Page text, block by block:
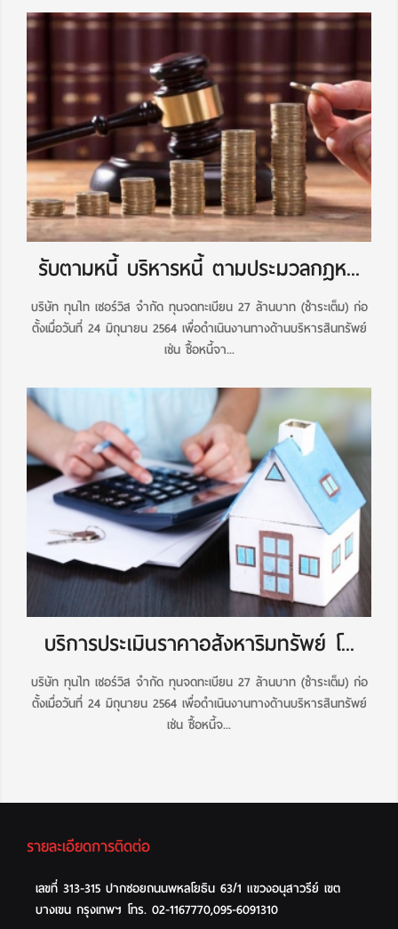
รับตามหนี้ บริหารหนี้ ตามประมวลกฎห...
บริษัท ทุนไท เซอร์วิส จำกัด ทุนจดทะเบียน 27 ล้านบาท (ชำระเต็ม) ก่อ
ตั้งเมื่อวันที่ 24 มิถุนายน 2564 เพื่อดำเนินงานทางด้านบริหารสินทรัพย์
เช่น ซื้อหนี้จา...
บริการประเมินราคาอสังหาริมทรัพย์ โ...
บริษัท ทุนไท เซอร์วิส จำกัด ทุนจดทะเบียน 27 ล้านบาท (ชำระเต็ม) ก่อ
ตั้งเมื่อวันที่ 24 มิถุนายน 2564 เพื่อดำเนินงานทางด้านบริหารสินทรัพย์
เช่น ซื้อหนี้จ...
รายละเอียดการติดต่อ
เลขที่ 313-315 ปากซอยถนนพหลโยธิน 63/1 แขวงอนุสาวรีย์ เขต
บางเขน กรุงเทพฯ โทร. 02-1167770,095-6091310